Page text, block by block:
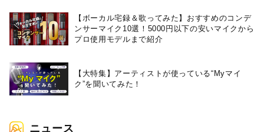
【ボーカル宅録＆歌ってみた】おすすめのコンデ
ンサーマイク10選！5000円以下の安いマイクから
プロ使用モデルまで紹介
【大特集】アーティストが使っている“Myマイ
ク”を聞いてみた！
ニュース